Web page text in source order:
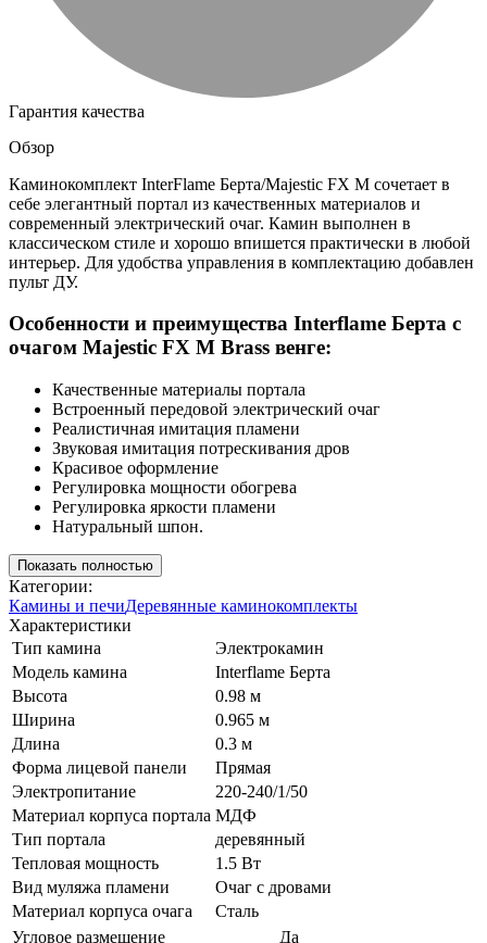
Гарантия качества
Обзор
Каминокомплект InterFlame Берта/Majestic FX M сочетает в
себе элегантный портал из качественных материалов и
современный электрический очаг. Камин выполнен в
классическом стиле и хорошо впишется практически в любой
интерьер. Для удобства управления в комплектацию добавлен
пульт ДУ.
Особенности и преимущества Interflame Берта с
очагом Majestic FX M Brass венге:
Качественные материалы портала
Встроенный передовой электрический очаг
Реалистичная имитация пламени
Звуковая имитация потрескивания дров
Красивое оформление
Регулировка мощности обогрева
Регулировка яркости пламени
Натуральный шпон.
Показать полностью
Категории:
Камины и печиДеревянные каминокомплекты
Характеристики
Тип камина
Электрокамин
Модель камина
Interflame Берта
Высота
0.98 м
Ширина
0.965 м
Длина
0.3 м
Форма лицевой панели
Прямая
Электропитание
220-240/1/50
Материал корпуса портала МДФ
Тип портала
деревянный
Тепловая мощность
1.5 Вт
Вид муляжа пламени
Очаг с дровами
Материал корпуса очага
Сталь
Угловое размещение
Да